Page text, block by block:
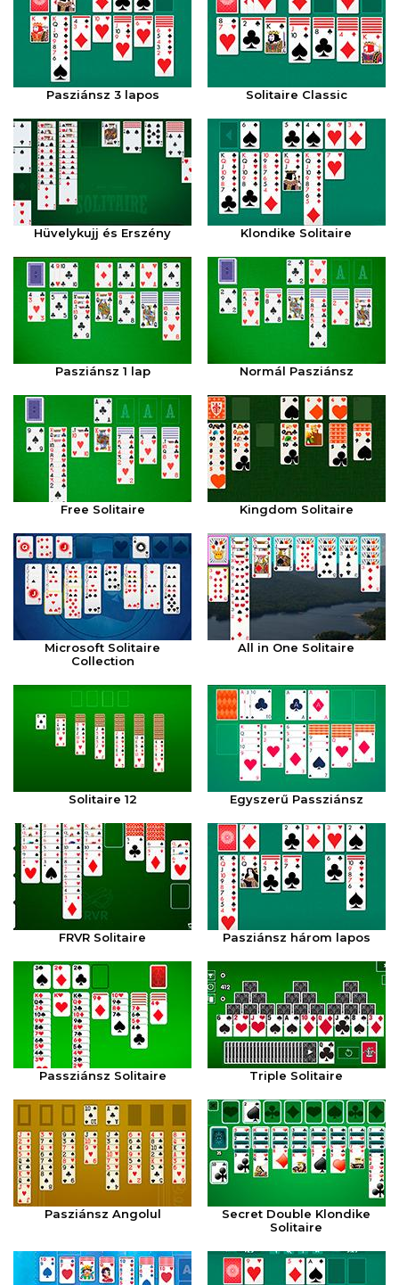
Pasziánsz 3 lapos Solitaire Classic
Hüvelykujj és Erszény Klondike Solitaire
Pasziánsz 1 lap Normál Pasziánsz
Free Solitaire Kingdom Solitaire
Microsoft Solitaire
Collection
All in One Solitaire
Solitaire 12 Egyszerű Passziánsz
FRVR Solitaire Pasziánsz három lapos
Passziánsz Solitaire Triple Solitaire
Pasziánsz Angolul
Secret Double Klondike
Solitaire